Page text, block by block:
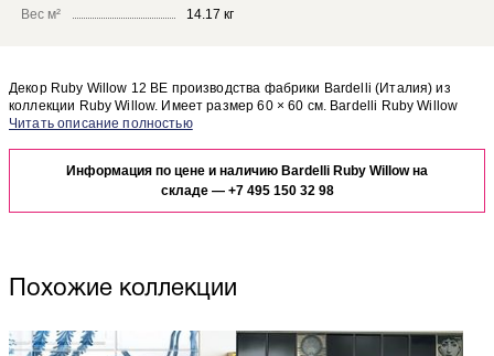
Вес м²
14.17 кг
Декор Ruby Willow 12 BE производства фабрики Bardelli (Италия) из
коллекции Ruby Willow. Имеет размер 60 × 60 см. Bardelli Ruby Willow
Ruby Willow 12 BE отлично сочетается с другими элементами коллекции
отделке Вашего помещения, закажите бесплатный дизайн-проект с
использованием элементов коллекции Bardelli Ruby Willow.
Информация по цене и наличию Bardelli Ruby Willow на
складе — +7 495 150 32 98
Похожие коллекции